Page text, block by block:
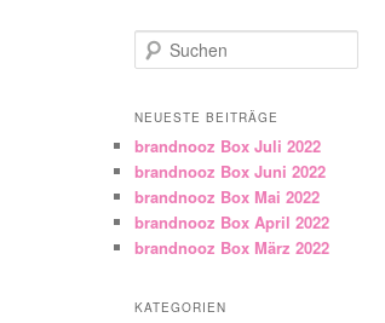
Suchen
NEUESTE BEITRÄGE
brandnooz Box Juli 2022
brandnooz Box Juni 2022
brandnooz Box Mai 2022
brandnooz Box April 2022
brandnooz Box März 2022
KATEGORIEN